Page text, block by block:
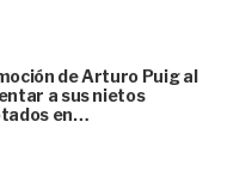
de Arturo Puig al
a sus nietos
en…